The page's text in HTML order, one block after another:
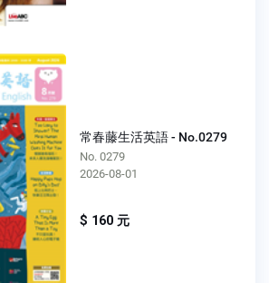
常春藤生活英語 - No.0279
No. 0279
2026-08-01
$ 160 元